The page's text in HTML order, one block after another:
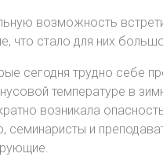
возможность
что стало для них
сегодня трудно себе
температуре в
возникала
и